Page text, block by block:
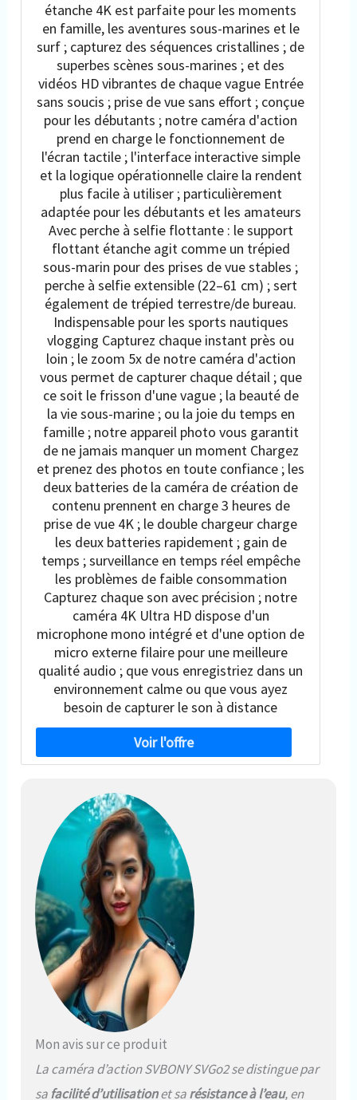
étanche 4K est parfaite pour les moments
en famille, les aventures sous-marines et le
surf ; capturez des séquences cristallines ; de
superbes scènes sous-marines ; et des
vidéos HD vibrantes de chaque vague Entrée
sans soucis ; prise de vue sans effort ; conçue
pour les débutants ; notre caméra d'action
prend en charge le fonctionnement de
l'écran tactile ; l'interface interactive simple
et la logique opérationnelle claire la rendent
plus facile à utiliser ; particulièrement
adaptée pour les débutants et les amateurs
Avec perche à selfie flottante : le support
flottant étanche agit comme un trépied
sous-marin pour des prises de vue stables ;
perche à selfie extensible (22–61 cm) ; sert
également de trépied terrestre/de bureau.
Indispensable pour les sports nautiques
vlogging Capturez chaque instant près ou
loin ; le zoom 5x de notre caméra d'action
vous permet de capturer chaque détail ; que
ce soit le frisson d'une vague ; la beauté de
la vie sous-marine ; ou la joie du temps en
famille ; notre appareil photo vous garantit
de ne jamais manquer un moment Chargez
et prenez des photos en toute confiance ; les
deux batteries de la caméra de création de
contenu prennent en charge 3 heures de
prise de vue 4K ; le double chargeur charge
les deux batteries rapidement ; gain de
temps ; surveillance en temps réel empêche
les problèmes de faible consommation
Capturez chaque son avec précision ; notre
caméra 4K Ultra HD dispose d'un
microphone mono intégré et d'une option de
micro externe filaire pour une meilleure
qualité audio ; que vous enregistriez dans un
environnement calme ou que vous ayez
besoin de capturer le son à distance
Mon avis sur ce produit
La caméra d’action SVBONY SVGo2 se distingue par
safacilité d’utilisationet sarésistance à l’eau, en